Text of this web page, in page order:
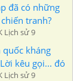
đã có những
tranh?
Lịch sử 9
quốc kháng
kêu gọi... đó
Lịch sử 9